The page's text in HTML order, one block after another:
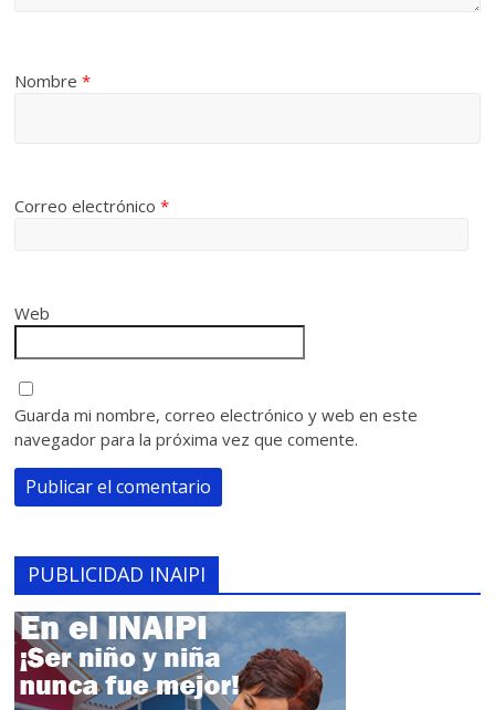
Nombre*
Correo electrónico*
Web
Guarda mi nombre, correo electrónico y web en este
navegador para la próxima vez que comente.
PUBLICIDAD INAIPI